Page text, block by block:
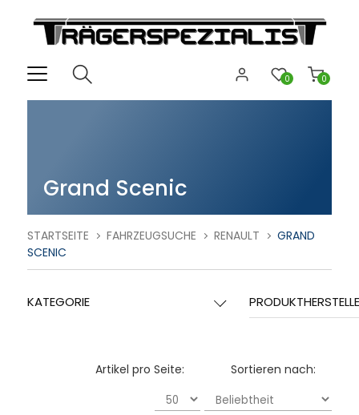
0
0
Grand Scenic
STARTSEITE FAHRZEUGSUCHE RENAULT
GRAND
SCENIC
KATEGORIE
Sortieren nach:
Artikel pro Seite: